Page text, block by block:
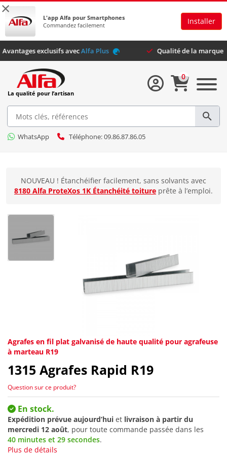
×
L'app Alfa pour Smartphones
Commandez facilement
Installer
Avantages exclusifs avecAlfa Plus Qualité de la
La qualité pour l’artisan
WhatsApp Téléphone: 09.86.87.86.05
0
NOUVEAU ! Étanchéifier facilement, sans solvants avec
8180 Alfa ProteXos 1K Étanchéité toiture prête à l’emploi.
Agrafes en fil plat galvanisé de haute qualité pour agrafeuse
à marteau R19
1315 Agrafes Rapid R19
Question sur ce produit?
En stock.
Expédition prévue aujourd’hui et livraison à partir du
mercredi 12 août, pour toute commande passée dans les
40 minutes et 29 secondes.
Plus de détails